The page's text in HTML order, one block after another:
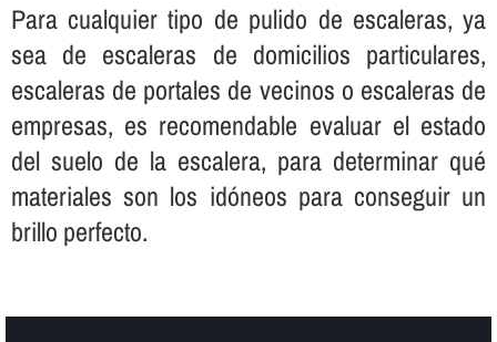
Para cualquier tipo de pulido de escaleras, ya
sea de escaleras de domicilios particulares,
escaleras de portales de vecinos o escaleras de
empresas, es recomendable evaluar el estado
del suelo de la escalera, para determinar qué
materiales son los idóneos para conseguir un
brillo perfecto.